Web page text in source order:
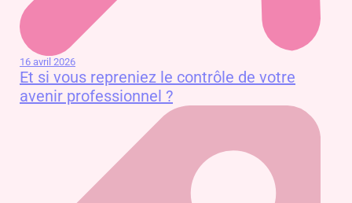
16 avril 2026
Et si vous repreniez le contrôle de votre
avenir professionnel ?